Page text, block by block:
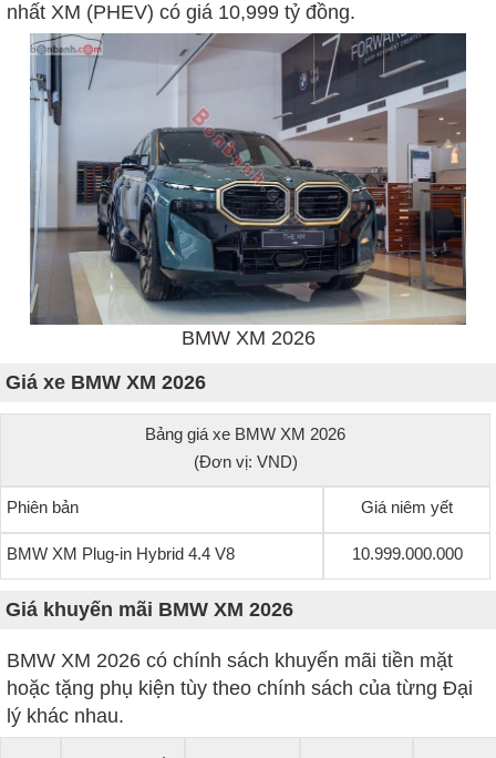
nhất XM (PHEV) có giá 10,999 tỷ đồng.
BMW XM 2026
Giá xe BMW XM 2026
Bảng giá xe BMW XM 2026
(Đơn vị: VND)
Phiên bản Giá niêm yết
BMW XM Plug-in Hybrid 4.4 V8 10.999.000.000
Giá khuyến mãi BMW XM 2026
BMW XM 2026 có chính sách khuyến mãi tiền mặt
hoặc tặng phụ kiện tùy theo chính sách của từng Đại
lý khác nhau.